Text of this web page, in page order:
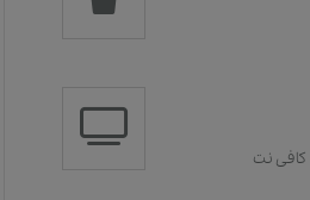
کافی نت